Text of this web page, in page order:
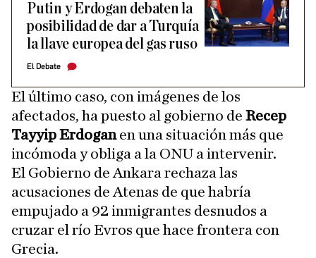
Putin y Erdogan debaten la
posibilidad de dar a Turquía
la llave europea del gas ruso
El Debate
El último caso, con imágenes de los
afectados, ha puesto al gobierno de Recep
Tayyip Erdoganen una situación más que
incómoda y obliga a la ONU a intervenir.
El Gobierno de Ankara rechaza las
acusaciones de Atenas de que habría
empujado a 92 inmigrantes desnudos a
cruzar el río Evros que hace frontera con
Grecia.